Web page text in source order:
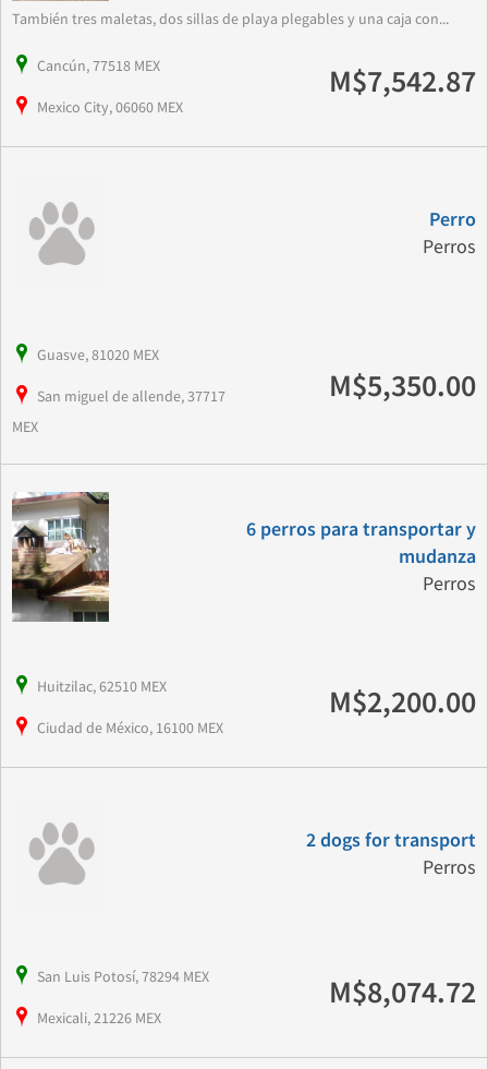
También tres maletas, dos sillas de playa plegables y una caja con...
Cancún, 77518 MEX
Mexico City, 06060 MEX
M$7,542.87
Perro
Perros
Guasve, 81020 MEX
San miguel de allende, 37717
MEX
M$5,350.00
6 perros para transportar y
mudanza
Perros
Huitzilac, 62510 MEX
Ciudad de México, 16100 MEX
M$2,200.00
2 dogs for transport
Perros
San Luis Potosí, 78294 MEX
Mexicali, 21226 MEX
M$8,074.72